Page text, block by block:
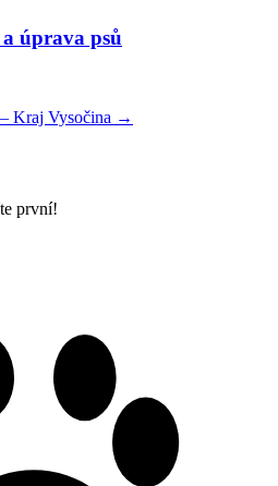
úprava psů
– Kraj Vysočina →
první!